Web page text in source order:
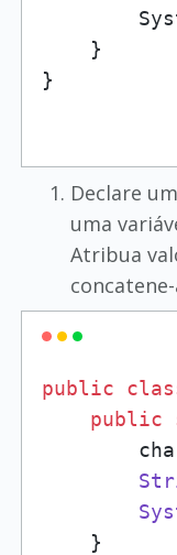
    }
Declare
uma
Atribua
public
public
    }